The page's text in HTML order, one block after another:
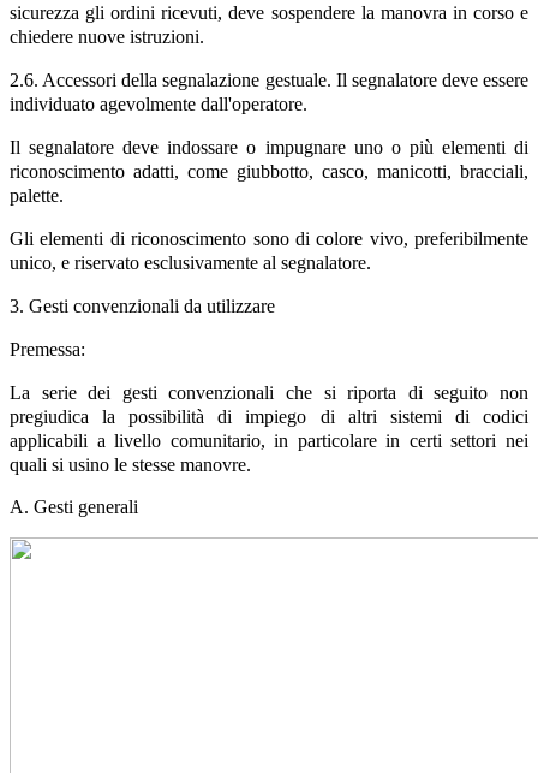
sicurezza gli ordini ricevuti, deve sospendere la manovra in corso e
chiedere nuove istruzioni.
2.6. Accessori della segnalazione gestuale. Il segnalatore deve essere
individuato agevolmente dall'operatore.
Il segnalatore deve indossare o impugnare uno o più elementi di
riconoscimento adatti, come giubbotto, casco, manicotti, bracciali,
palette.
Gli elementi di riconoscimento sono di colore vivo, preferibilmente
unico, e riservato esclusivamente al segnalatore.
3. Gesti convenzionali da utilizzare
Premessa:
La serie dei gesti convenzionali che si riporta di seguito non
pregiudica la possibilità di impiego di altri sistemi di codici
applicabili a livello comunitario, in particolare in certi settori nei
quali si usino le stesse manovre.
A. Gesti generali